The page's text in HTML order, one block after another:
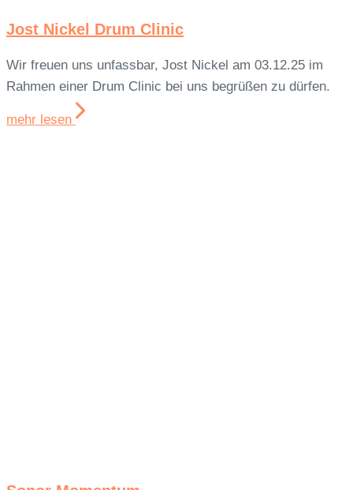
Jost Nickel Drum Clinic
Wir freuen uns unfassbar, Jost Nickel am 03.12.25 im
Rahmen einer Drum Clinic bei uns begrüßen zu dürfen.
mehr lesen